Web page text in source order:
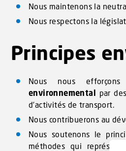
Nous maintenons la
Nous respectons la
Principes
Nous nous
environnemental
par
d’activités de transport.
Nous contribuerons au
Nous soutenons le
méthodes qui